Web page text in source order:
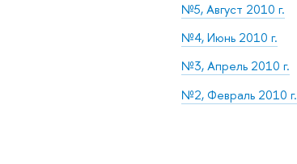
№5, Август 2010 г.
№4, Июнь 2010 г.
№3, Апрель 2010 г.
№2, Февраль 2010 г.